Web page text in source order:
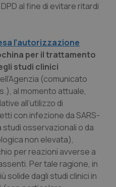
al fine di evitare ritardi
l’autorizzazione
per il trattamento
studi clinici
(comunicato
al momento attuale,
all’utilizzo di
con infezione da SARS-
osservazionali o da
non elevata),
per reazioni avverse a
Per tale ragione, in
solide dagli studi clinici in